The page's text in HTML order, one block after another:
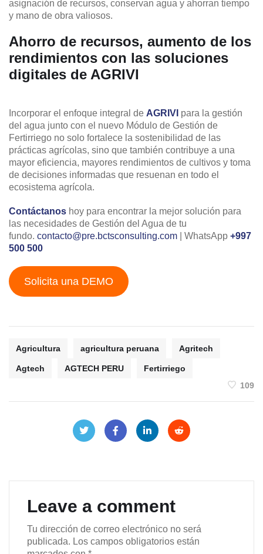
asignación de recursos, conservan agua y ahorran tiempo
y mano de obra valiosos.
Ahorro de recursos, aumento de los
rendimientos con las soluciones
digitales de AGRIVI
Incorporar el enfoque integral de AGRIVI para la gestión
del agua junto con el nuevo Módulo de Gestión de
Fertirriego no solo fortalece la sostenibilidad de las
prácticas agrícolas, sino que también contribuye a una
mayor eficiencia, mayores rendimientos de cultivos y toma
de decisiones informadas que resuenan en todo el
ecosistema agrícola.
Contáctanos hoy para encontrar la mejor solución para
las necesidades de Gestión del Agua de tu
fundo. contacto@pre.bctsconsulting.com | WhatsApp +997
500 500
Solicita una DEMO
Agricultura agricultura peruana Agritech
Agtech AGTECH PERU
Fertirriego
109
Leave a comment
Tu dirección de correo electrónico no será
publicada. Los campos obligatorios están